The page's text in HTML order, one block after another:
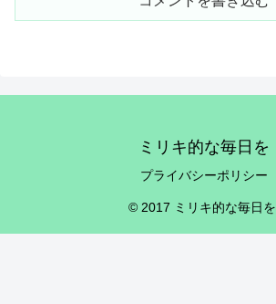
ミリキ的な毎日を
プライバシーポリシー
© 2017 ミリキ的な毎日を.